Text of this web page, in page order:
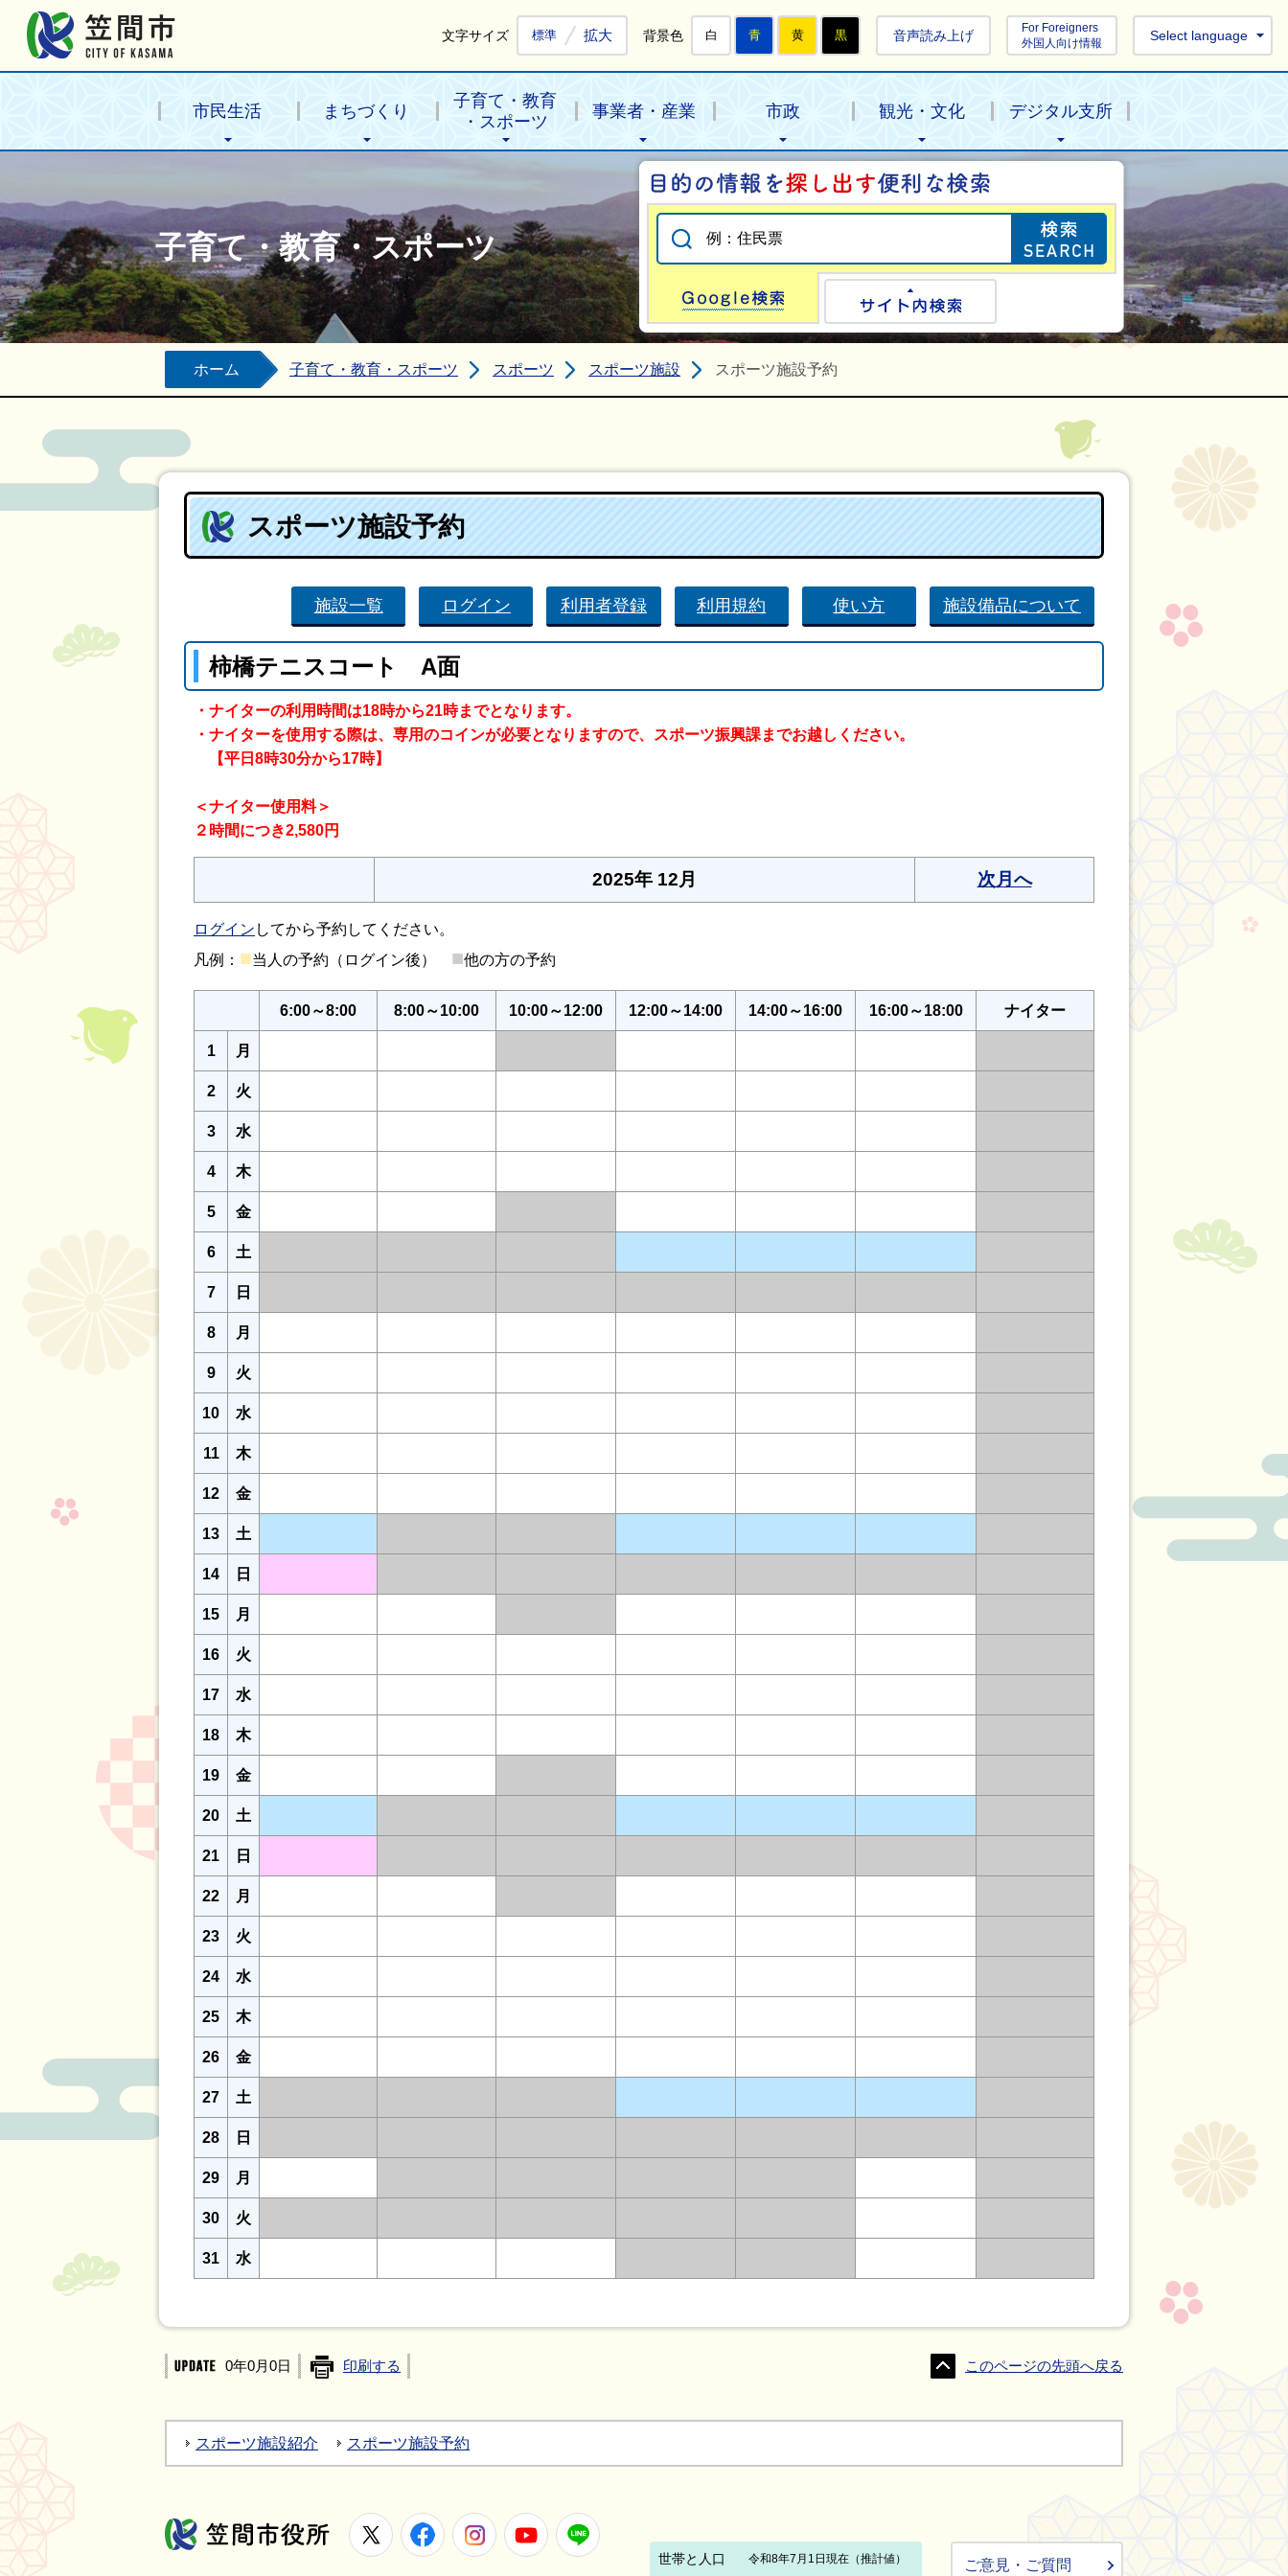
文字サイズ 標準 拡大 背景色 白 青 黄 黒 音声読み上げ
For Foreigners
外国人向け情報
Select language
市民生活 まちづくり
子育て・教育
・スポーツ
事業者・産業 市政 観光・文化 デジタル支所
子育て・教育・スポーツ
目的の情報を探
Google検索
ホーム 子育て・教育・スポーツ スポーツ スポーツ施設 スポーツ施設予約
スポーツ施設予約
施設一覧 ログイン 利用者登録 利用規約 使い方 施設備品について
柿橋テニスコート A面
・ナイターの利用時間は18時から21時までとなります。
・ナイターを使用する際は、専用のコインが必要となりますので、スポーツ振興課までお越しください。
【平日8時30分から17時】
＜ナイター使用料＞
２時間につき2,580円
2025年 12月 次月へ
ログイン してから予約してください。
凡例： ■当人の予約（ログイン後） ■他の方の予約
6:00～8:00 8:00～10:00 10:00～12:00 12:00～14:00 14:00～16:00 16:00～18:00 ナイター
1 月
2 火
3 水
4 木
5 金
6 土
7 日
8 月
9 火
10 水
11 木
12 金
13 土
14 日
15 月
16 火
17 水
18 木
19 金
20 土
21 日
22 月
23 火
24 水
25 木
26 金
27 土
28 日
29 月
30 火
31 水
0年0月0日 印刷する このページの先頭へ戻る
スポーツ施設紹介 スポーツ施設予約
笠間市役所
X FacebookInstagramYoutube
ご意見・ご質問